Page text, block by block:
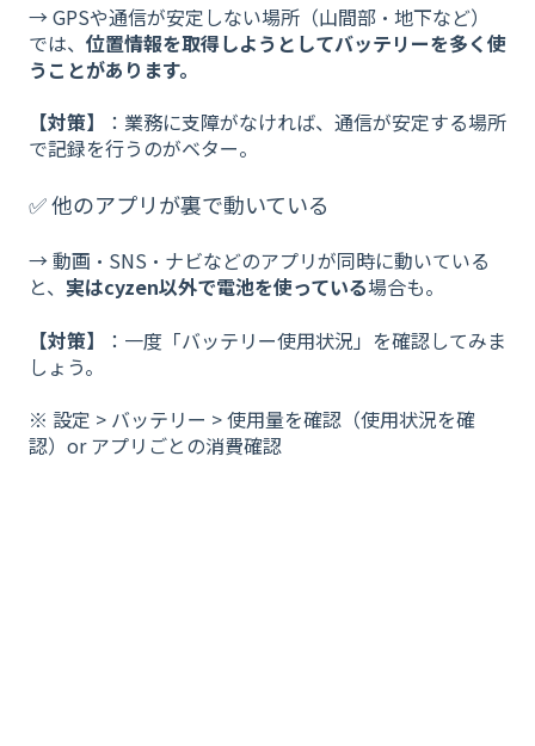
→ GPSや通信が安定しない場所（山間部・地下など）
では、 位置情報を取得しようとしてバッテリーを多く使
うことがあります。
【対策】
：業務に支障がなければ、通信が安定する場所
で記録を行うのがベター。
✅ 他のアプリが裏で動いている
→ 動画・SNS・ナビなどのアプリが同時に動いている
と、 実はcyzen以外で電池を使っている場合も。
【対策】
：一度「バッテリー使用状況」を確認してみま
しょう。
※ 設定 > バッテリー > 使用量を確認（使用状況を確
認）or アプリごとの消費確認